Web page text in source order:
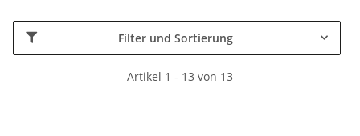
Filter und Sortierung
Artikel 1 - 13 von 13